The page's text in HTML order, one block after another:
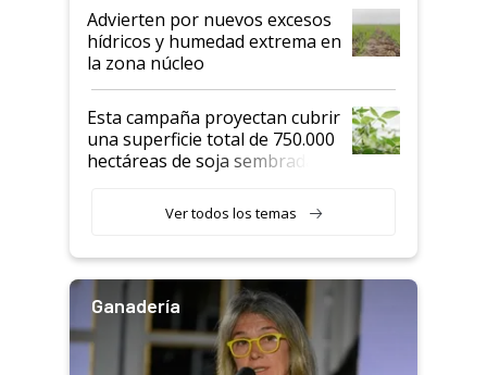
Advierten por nuevos excesos
hídricos y humedad extrema en
la zona núcleo
Esta campaña proyectan cubrir
una superficie total de 750.000
hectáreas de soja sembradas
variedades que marcan un
salto tecnológico en genética y
Ver todos los temas
Ganadería